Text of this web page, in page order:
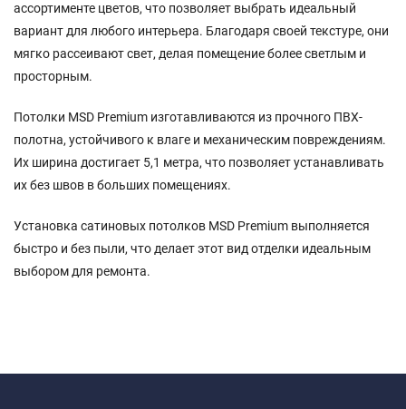
ассортименте цветов, что позволяет выбрать идеальный
вариант для любого интерьера. Благодаря своей текстуре, они
мягко рассеиваютсвет, делая помещениеболеесветлым и
просторным.
Потолки MSD Premium изготавливаются из прочного ПВХ-
полотна, устойчивого к влаге и механическим повреждениям.
Их ширина достигает 5,1 метра, что позволяетустанавливать
ихбез швов вбольших помещениях.
Установка сатиновых потолков MSD Premium выполняется
быстро и без пыли, что делаетэтот вид отделки идеальным
выбором для ремонта.